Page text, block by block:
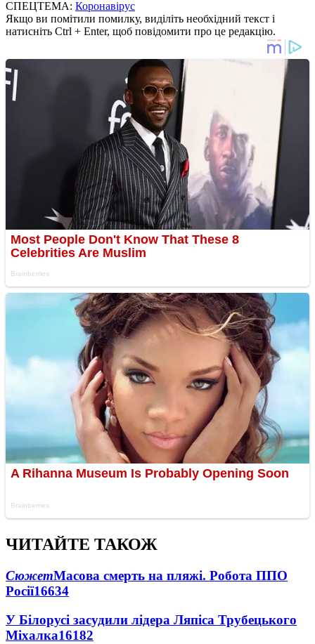
СПЕЦТЕМА: Коронавірус
Якщо ви помітили помилку, виділіть необхідний текст і
натисніть Ctrl + Enter, щоб повідомити про це редакцію.
ЧИТАЙТЕ ТАКОЖ
СюжетМасова смерть на пляжі. Робота ППО
Росії16634
У Білорусі засудили лідера Ляпіса Трубецького
Міхалка16182